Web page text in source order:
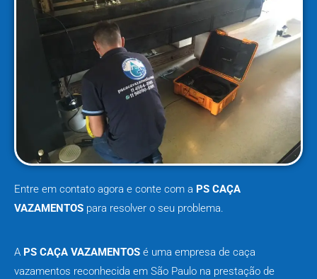
Entre em contato agora e conte com a PS CAÇA
VAZAMENTOS para resolver o seu problema.
A PS CAÇA VAZAMENTOS é uma empresa de caça
vazamentos reconhecida em São Paulo na prestação de